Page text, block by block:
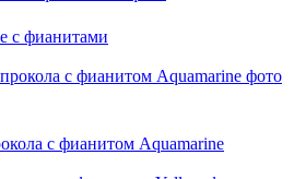
с фианитами
с фианитом Aquamarine